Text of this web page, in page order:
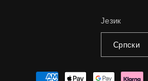
Језик
Српски
Начини